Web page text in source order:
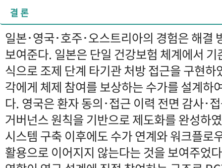
결 론
일본･영국･호주･오스트리아의 경험은 해결
보여준다. 일본은 단일 건강보험 체계에서
식으로 조제 단계 타기관 처방 접근을 구현
각에게 체제 참여를 보상하는 수가를 설계하
다. 영국은 환자 동의･접근 이력 전면 감사･
거버넌스 원칙을 기반으로 제도화를 완성하
시스템 구축 이후에도 수가 연계와 워크플로
활용으로 이어지지 않는다는 것을 보여주었